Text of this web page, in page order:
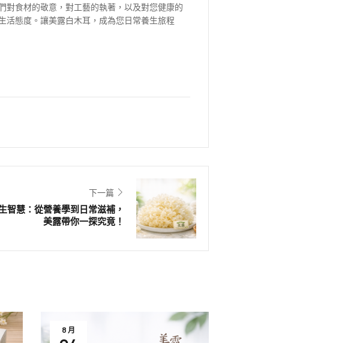
對食材的敬意，對工藝的執著，以及對您健康的
活態度。讓美露白木耳，成為您日常養生旅程
下一篇
智慧：從營養學到日常滋補，
美露帶你一探究竟！
8 月